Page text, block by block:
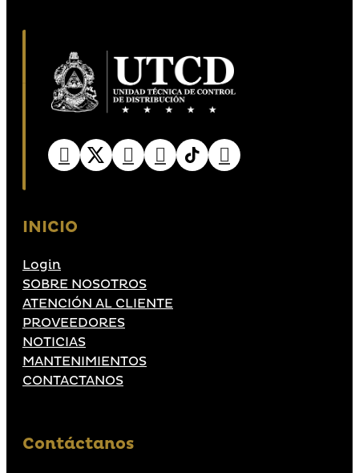
INICIO
Login
SOBRE NOSOTROS
ATENCIÓN AL CLIENTE
PROVEEDORES
NOTICIAS
MANTENIMIENTOS
CONTACTANOS
Contáctanos